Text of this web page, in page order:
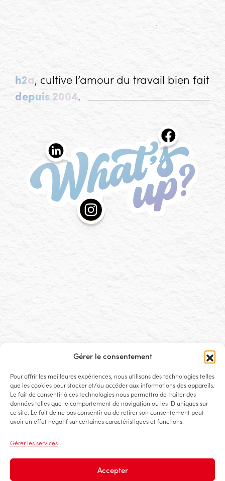
Gérer le consentement
Pour offrir les meilleures expériences, nous utilisons des technologies telles
que les cookies pour stocker et/ou accéder aux informations des appareils.
Le fait de consentir à ces technologies nous permettra de traiter des
données telles que le comportement de navigation ou les ID uniques sur
ce site. Le fait de ne pas consentir ou de retirer son consentement peut
avoir un effet négatif sur certaines caractéristiques et fonctions.
Gérer les services
Accepter
h2a, cultive l’amour du travail bien fait
depuis 2004.
Les actualités de l'agence h2a
12‌9, r‌ue Laure‌nt Ména‌ger
info@h2a.lu +352 26 36 64-1
Accessibilité